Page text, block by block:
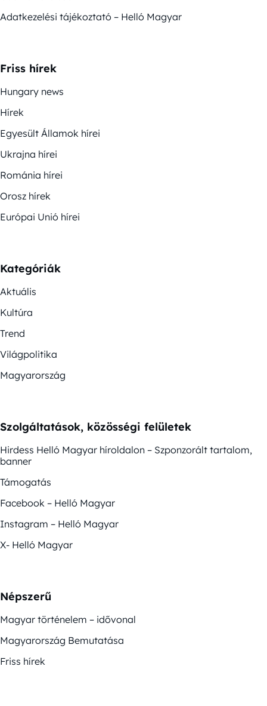
Adatkezelési tájékoztató – Helló Magyar
Friss hírek
Hungary news
Hírek
Egyesült Államok hírei
Ukrajna hírei
Románia hírei
Orosz hírek
Európai Unió hírei
Kategóriák
Aktuális
Kultúra
Trend
Világpolitika
Magyarország
Szolgáltatások, közösségi felületek
Hirdess Helló Magyar híroldalon – Szponzorált tartalom,
banner
Támogatás
Facebook – Helló Magyar
Instagram – Helló Magyar
X- Helló Magyar
Népszerű
Magyar történelem – idővonal
Magyarország Bemutatása
Friss hírek